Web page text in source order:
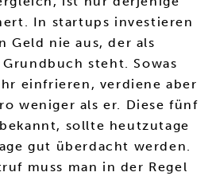
In startups investieren
Geld nie aus, der als
steht. Sowas
einfrieren, verdiene aber
weniger als er. Diese fünf
sollte heutzutage
gut überdacht werden.
muss man in der Regel